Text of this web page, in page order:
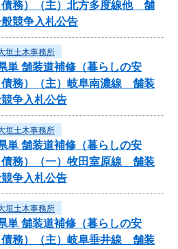
債務）（主）北方多度線他 舗
競争入札公告
垣土木事務所
舗装道補修（暮らしの安
債務）（主）岐阜南濃線 舗装
争入札公告
垣土木事務所
舗装道補修（暮らしの安
債務）（一）牧田室原線 舗装
争入札公告
垣土木事務所
舗装道補修（暮らしの安
債務）（主）岐阜垂井線 舗装